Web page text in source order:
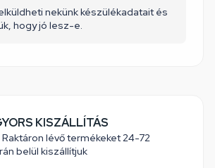
nekünk készülékadatait és
hogy jó lesz-e.
KISZÁLLÍTÁS
Raktáron lévő termékeket 24-72
belül kiszállítjuk